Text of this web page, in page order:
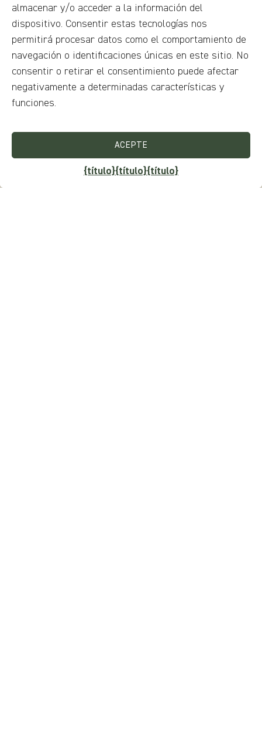
almacenar y/o acceder a la información del
dispositivo. Consentir estas tecnologías nos
permitirá procesar datos como el comportamiento de
navegación o identificaciones únicas en este sitio. No
consentir o retirar el consentimiento puede afectar
negativamente a determinadas características y
funciones.
ACEPTE
{título}{título}{título}